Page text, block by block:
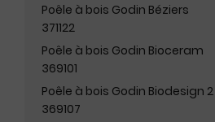
Poêle à bois Godin Béziers
371122
Poêle à bois Godin Bioceram
369101
Poêle à bois Godin Biodesign 2
369107